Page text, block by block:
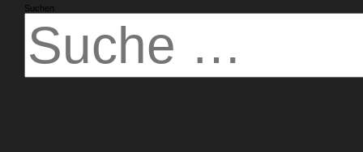
Suchen